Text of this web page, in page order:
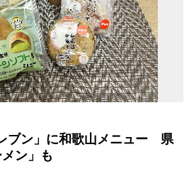
ブン」に和歌山メニュー 県
ン」も